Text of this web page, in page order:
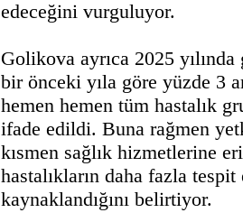
edeceğini vurguluyor.
Golikova ayrıca 2025 yılında
bir önceki yıla göre yüzde 3
hemen hemen tüm hastalık
ifade edildi. Buna rağmen
kısmen sağlık hizmetlerine
hastalıkların daha fazla
kaynaklandığını belirtiyor.